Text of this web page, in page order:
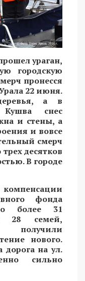
ураган,
городскую
пронесся
22 июня.
а в
снес
и стены, а
и вовсе
смерч
десятков
В городе
фонда
более 31
28 семей,
получили
нового.
дорога на ул.
сильно